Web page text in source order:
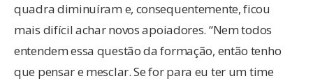
quadra diminuíram e, consequentemente, ficou
mais difícil achar novos apoiadores. “Nem todos
entendem essa questão da formação, então tenho
que pensar e mesclar. Se for para eu ter um time